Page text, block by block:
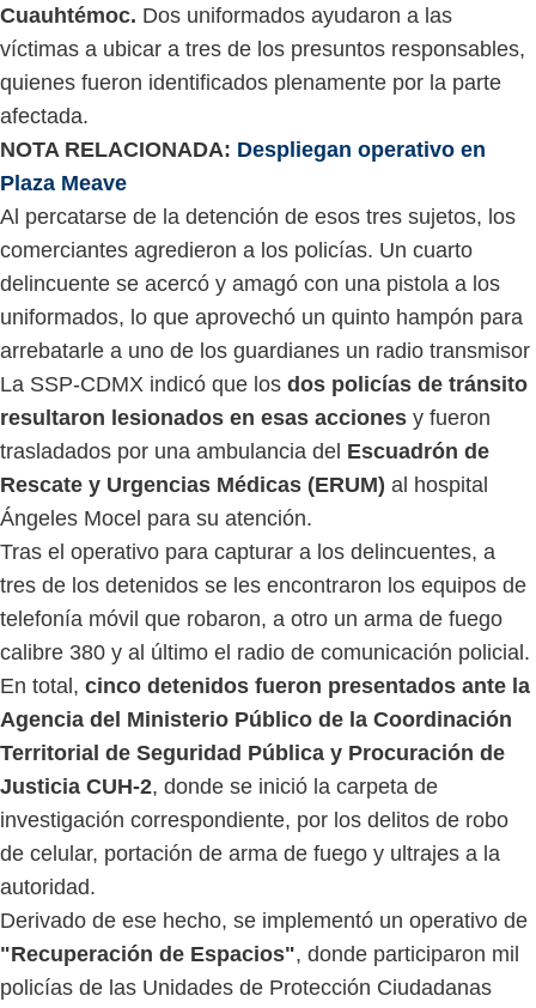
Cuauhtémoc. Dos uniformados ayudaron a las
víctimas a ubicar a tres de los presuntos responsables,
quienes fueron identificados plenamente por la parte
afectada.
NOTA RELACIONADA: Despliegan operativo en
Plaza Meave​
Al percatarse de la detención de esos tres sujetos, los
comerciantes agredieron a los policías. Un cuarto
delincuente se acercó y amagó con una pistola a los
uniformados, lo que aprovechó un quinto hampón para
arrebatarle a uno de los guardianes un radio transmisor
La SSP-CDMX indicó que los dos policías de tránsito
resultaron lesionados en esas acciones y fueron
trasladados por una ambulancia del Escuadrón de
Rescate y Urgencias Médicas (ERUM) al hospital
Ángeles Mocel para su atención.
Tras el operativo para capturar a los delincuentes, a
tres de los detenidos se les encontraron los equipos de
telefonía móvil que robaron, a otro un arma de fuego
calibre 380 y al último el radio de comunicación policial.
En total, cinco detenidos fueron presentados ante la
Agencia del Ministerio Público de la Coordinación
Territorial de Seguridad Pública y Procuración de
Justicia CUH-2, donde se inició la carpeta de
investigación correspondiente, por los delitos de robo
de celular, portación de arma de fuego y ultrajes a la
autoridad.
Derivado de ese hecho, se implementó un operativo de
"Recuperación de Espacios", donde participaron mil
policías de las Unidades de Protección Ciudadanas